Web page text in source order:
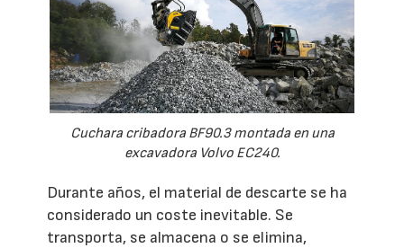
Cuchara cribadora BF90.3 montada en una
excavadora Volvo EC240.
Durante años, el material de descarte se ha
considerado un coste inevitable. Se
transporta, se almacena o se elimina,